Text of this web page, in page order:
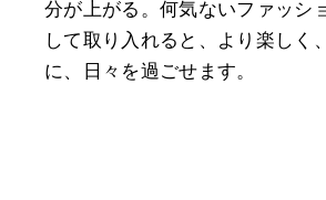
分が上がる。何気ないファッシ
して取り入れると、より楽しく
に、日々を過ごせます。